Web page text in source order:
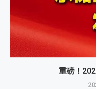
重磅！